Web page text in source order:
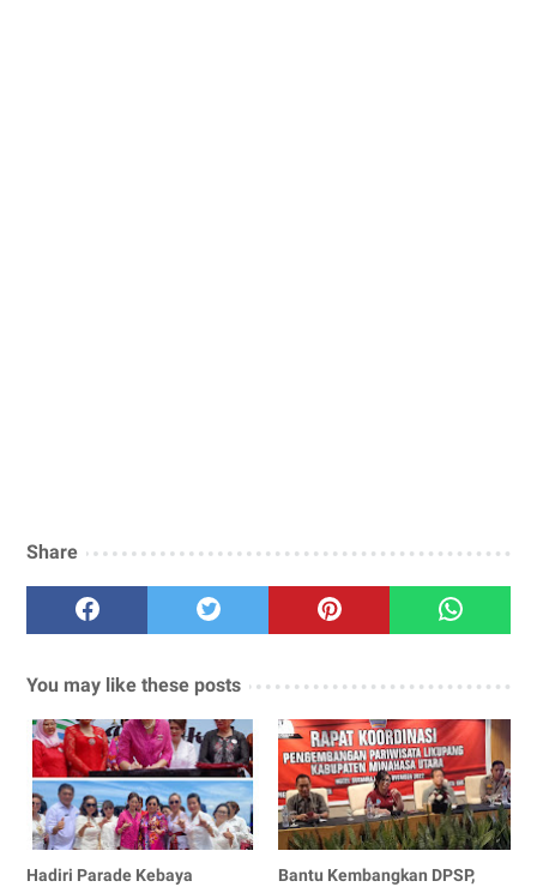
Share
You may like these posts
Hadiri Parade Kebaya
Bantu Kembangkan DPSP,